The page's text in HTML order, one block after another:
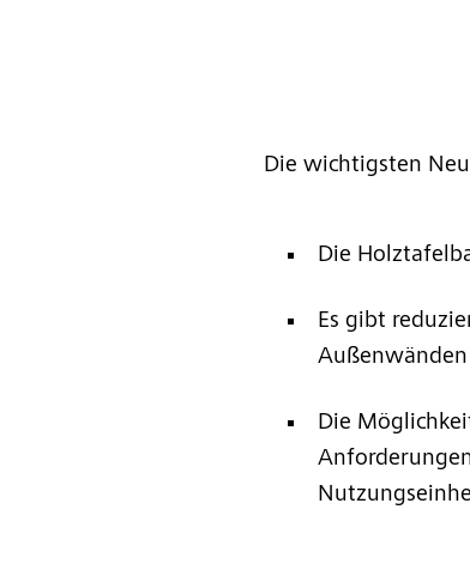
Die wichtigsten
Die
Es gibt
Außenwänden
Die